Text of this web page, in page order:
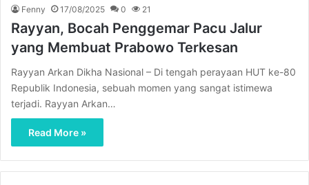
Fenny 17/08/2025 0 21
Rayyan, Bocah Penggemar Pacu Jalur
yang Membuat Prabowo Terkesan
Rayyan Arkan Dikha Nasional – Di tengah perayaan HUT ke-80
Republik Indonesia, sebuah momen yang sangat istimewa
terjadi. Rayyan Arkan…
Read More »